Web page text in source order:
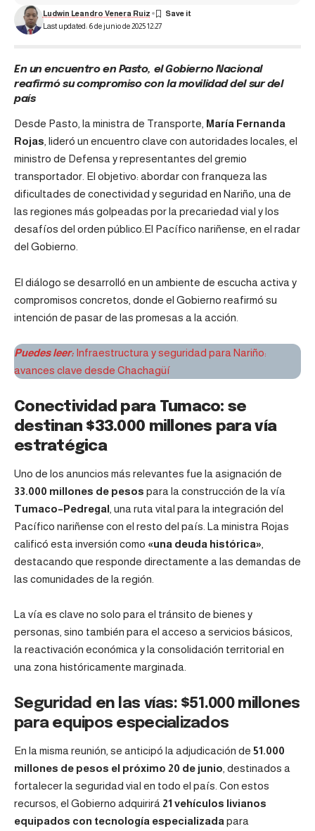
Last updated: 6 de junio de 2025 12:27
Ludwin Leandro Venera Ruiz
En un encuentro en Pasto, el Gobierno Nacional
reafirmó su compromiso con la movilidad del sur del
país
Desde Pasto, la ministra de Transporte, María Fernanda
Rojas, lideró un encuentro clave con autoridades locales, el
ministro de Defensa y representantes del gremio
transportador. El objetivo: abordar con franqueza las
dificultades de conectividad y seguridad en Nariño, una de
las regiones más golpeadas por la precariedad vial y los
desafíos del orden público.El Pacífico nariñense, en el radar
del Gobierno.
El diálogo se desarrolló en un ambiente de escucha activa y
compromisos concretos, donde el Gobierno reafirmó su
intención de pasar de las promesas a la acción.
Puedes leer: Infraestructura y seguridad para Nariño:
avances clave desde Chachagüí
Conectividad para Tumaco: se
destinan $33.000 millones para vía
estratégica
Uno de los anuncios más relevantes fue la asignación de
33.000 millones de pesos para la construcción de la vía
Tumaco–Pedregal , una ruta vital para la integración del
Pacífico nariñense con el resto del país. La ministra Rojas
calificó esta inversión como «una deuda histórica»
destacando que responde directamente a las demandas de
las comunidades de la región.
La vía es clave no solo para el tránsito de bienes y
personas, sino también para el acceso a servicios básicos,
la reactivación económica y la consolidación territorial en
una zona históricamente marginada.
Seguridad en las vías: $51.000 millones
para equipos especializados
En la misma reunión, se anticipó la adjudicación de 51.000
millones de pesos el próximo 20 de junio , destinados a
fortalecer la seguridad vial en todo el país. Con estos
recursos, el Gobierno adquirirá 21 vehículos livianos
equipados con tecnología especializada para